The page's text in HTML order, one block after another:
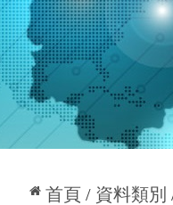
首頁 資料類別